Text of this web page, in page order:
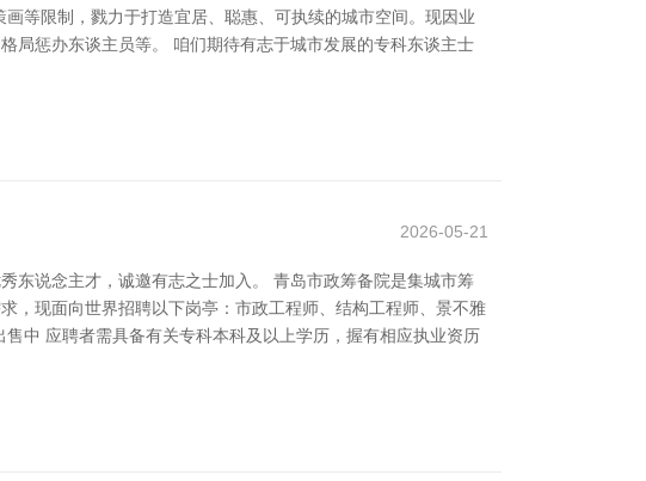
等限制，戮力于打造宜居、聪惠、可执续的城市空间。现因业
局惩办东谈主员等。 咱们期待有志于城市发展的专科东谈主士
2026-05-21
东说念主才，诚邀有志之士加入。 青岛市政筹备院是集城市筹
，现面向世界招聘以下岗亭：市政工程师、结构工程师、景不雅
中 应聘者需具备有关专科本科及以上学历，握有相应执业资历